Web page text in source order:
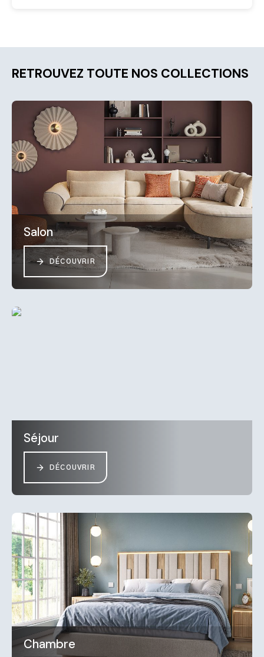
RETROUVEZ TOUTE NOS COLLECTIONS
Salon
DÉCOUVRIR
Séjour
DÉCOUVRIR
Chambre